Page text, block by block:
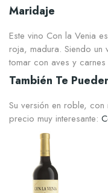
Maridaje
Este vino Con la Venia
roja, madura. Siendo
tomar con aves y
También Te
Su versión en roble,
precio muy interesante: